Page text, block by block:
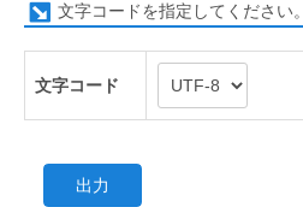
文字コードを指定してください。
文字コード